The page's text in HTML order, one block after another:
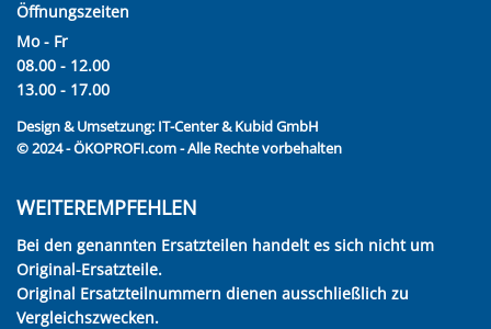
Öffnungszeiten
Mo - Fr
08.00 - 12.00
13.00 - 17.00
Design & Umsetzung: IT-Center & Kubid GmbH
© 2024 - ÖKOPROFI.com - Alle Rechte vorbehalten
WEITEREMPFEHLEN
Bei den genannten Ersatzteilen handelt es sich nicht um
Original-Ersatzteile.
Original Ersatzteilnummern dienen ausschließlich zu
Vergleichszwecken.